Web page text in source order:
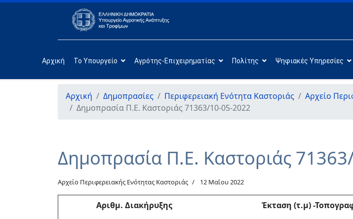
Αρχική Το Υπουργείο Αγρότης-Επιχειρηματίας Πολίτης Ψηφιακές Υπηρεσίες
Αρχική Δημοπρασίες Περιφερειακή Ενότητα Καστοριάς
Αρχείο
Δημοπρασία Π.Ε. Καστοριάς 71363/10-05-2022
Δημοπρασία Π.Ε. Καστοριάς
Αρχείο Περιφερειακής Ενότητας Καστοριάς 12 Μαΐου 2022
Αριθμ. Διακήρυξης Έκταση (τ.μ)-